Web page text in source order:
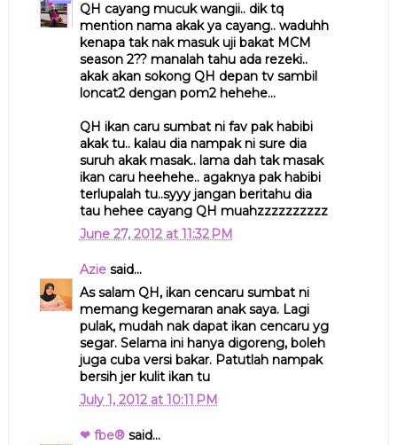
QH cayang mucuk wangii.. dik tq
mention nama akak ya cayang.. waduhh
kenapa tak nak masuk uji bakat MCM
season 2?? manalah tahu ada rezeki..
akak akan sokong QH depan tv sambil
loncat2 dengan pom2 hehehe...
QH ikan caru sumbat ni fav pak habibi
akak tu.. kalau dia nampak ni sure dia
suruh akak masak.. lama dah tak masak
ikan caru heehehe.. agaknya pak habibi
terlupalah tu..syyy jangan beritahu dia
tau hehee cayang QH muahzzzzzzzzzz
June 27, 2012 at 11:32 PM
Aziesaid...
As salam QH, ikan cencaru sumbat ni
memang kegemaran anak saya. Lagi
pulak, mudah nak dapat ikan cencaru yg
segar. Selama ini hanya digoreng, boleh
juga cuba versi bakar. Patutlah nampak
bersih jer kulit ikan tu
July 1, 2012 at 10:11 PM
❤ fbe®said...